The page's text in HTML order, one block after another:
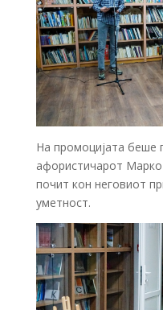
На промоцијата беше
афористичарот Марко
почит кон неговиот
уметност.